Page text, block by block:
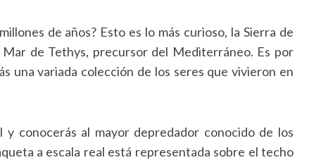
de años? Esto es lo más curioso, la Sierra de
de Tethys, precursor del Mediterráneo. Es por
una variada colección de los seres que vivieron en
conocerás al mayor depredador conocido de los
a escala real está representada sobre el techo